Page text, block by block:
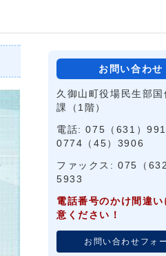
お問い合わせ
久御山町役場民生部国
課（1階）
電話: 075（631）
0774（45）3906
ファックス: 075（632
5933
電話番号のかけ間違い
意ください！
お問い合わせフォ